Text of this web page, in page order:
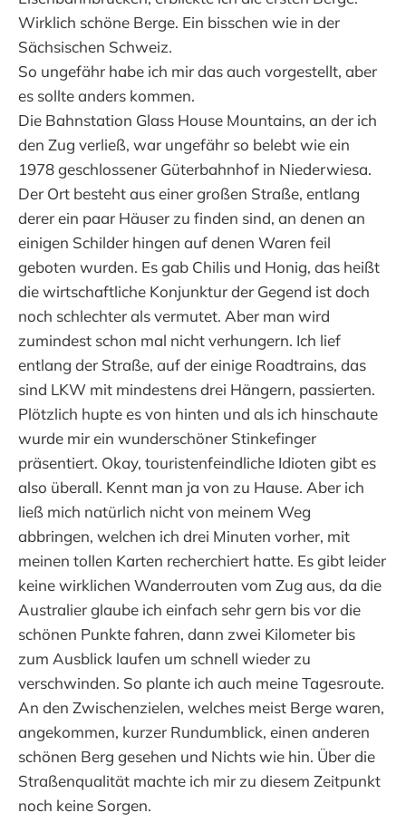
Wirklich schöne Berge. Ein bisschen wie in der
Sächsischen Schweiz.
So ungefähr habe ich mir das auch vorgestellt, aber
es sollte anders kommen.
Die Bahnstation Glass House Mountains, an der ich
den Zug verließ, war ungefähr so belebt wie ein
1978 geschlossener Güterbahnhof in Niederwiesa.
Der Ort besteht aus einer großen Straße, entlang
derer ein paar Häuser zu finden sind, an denen an
einigen Schilder hingen auf denen Waren feil
geboten wurden. Es gab Chilis und Honig, das heißt
die wirtschaftliche Konjunktur der Gegend ist doch
noch schlechter als vermutet. Aber man wird
zumindest schon mal nicht verhungern. Ich lief
entlang der Straße, auf der einige Roadtrains, das
sind LKW mit mindestens drei Hängern, passierten.
Plötzlich hupte es von hinten und als ich hinschaute
wurde mir ein wunderschöner Stinkefinger
präsentiert. Okay, touristenfeindliche Idioten gibt es
also überall. Kennt man ja von zu Hause. Aber ich
ließ mich natürlich nicht von meinem Weg
abbringen, welchen ich drei Minuten vorher, mit
meinen tollen Karten recherchiert hatte. Es gibt leider
keine wirklichen Wanderrouten vom Zug aus, da die
Australier glaube ich einfach sehr gern bis vor die
schönen Punkte fahren, dann zwei Kilometer bis
zum Ausblick laufen um schnell wieder zu
verschwinden. So plante ich auch meine Tagesroute.
An den Zwischenzielen, welches meist Berge waren,
angekommen, kurzer Rundumblick, einen anderen
schönen Berg gesehen und Nichts wie hin. Über die
Straßenqualität machte ich mir zu diesem Zeitpunkt
noch keine Sorgen.